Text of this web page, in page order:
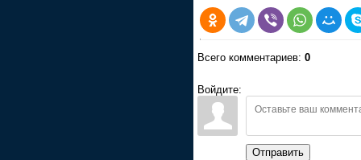
Всего комментариев: 0
Войдите:
Отправить